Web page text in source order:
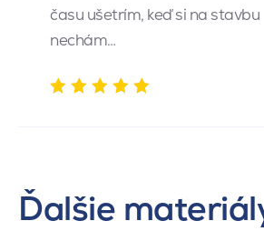
času ušetrím, keď si na stavbu
nechám…
Ďalšie